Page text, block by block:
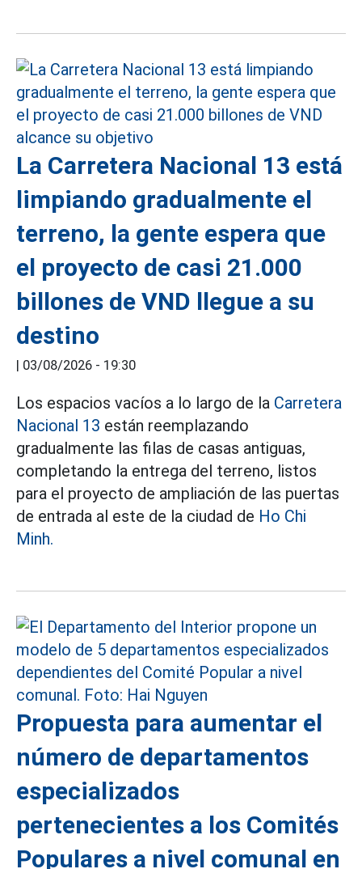
La Carretera Nacional 13 está
limpiando gradualmente el
terreno, la gente espera que
el proyecto de casi 21.000
billones de VND llegue a su
destino
| 03/08/2026 - 19:30
Los espacios vacíos a lo largo de la Carretera
Nacional 13 están reemplazando
gradualmente las filas de casas antiguas,
completando la entrega del terreno, listos
para el proyecto de ampliación de las puertas
de entrada al este de la ciudad de Ho Chi
Minh.
Propuesta para aumentar el
número de departamentos
especializados
pertenecientes a los Comités
Populares a nivel comunal en